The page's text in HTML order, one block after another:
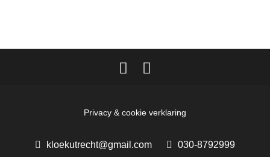
Privacy & cookie verklaring
kloekutrecht@gmail.com 030-8792999